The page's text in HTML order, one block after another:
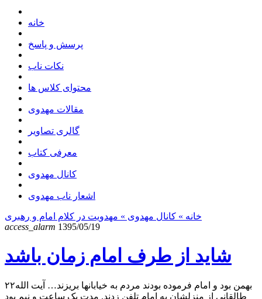
خانه
پرسش و پاسخ
نکات ناب
محتوای کلاس ها
مقالات مهدوی
گالری تصاویر
معرفی کتاب
کانال مهدوی
اشعار ناب مهدوی
خانه » کانال مهدوی » مهدویت در کلام امام و رهبری
access_alarm 1395/05/19
شاید از طرف امام زمان باشد
۲۲بهمن بود و امام فرموده بودند مردم به خیابانها بریزند… آیت الله
طالقانی از منزلشان به امام تلفن زدند. مدت یک ساعت و نیم بود